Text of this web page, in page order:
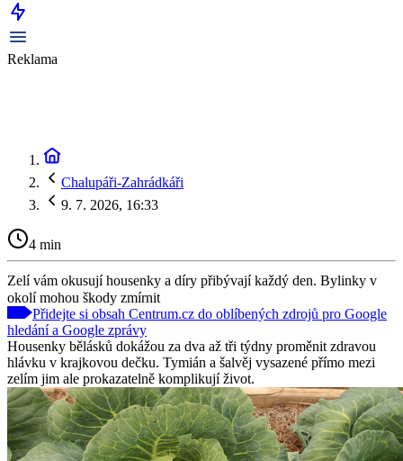
Reklama
Chalupáři-Zahrádkáři
9. 7. 2026, 16:33
4 min
Zelí vám okusují housenky a díry přibývají každý den. Bylinky v
okolí mohou škody zmírnit
Přidejte si obsah Centrum.cz do oblíbených zdrojů pro Google
hledání a Google zprávy
Housenky bělásků dokážou za dva až tři týdny proměnit zdravou
hlávku v krajkovou dečku. Tymián a šalvěj vysazené přímo mezi
zelím jim ale prokazatelně komplikují život.